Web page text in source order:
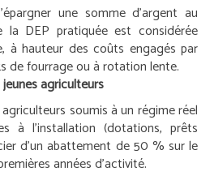
une somme d’argent au
DEP pratiquée est considérée
à hauteur des coûts engagés par
de fourrage ou à rotation lente.
agriculteurs
agriculteurs soumis à un régime réel
à l’installation (dotations, prêts
d’un abattement de 50 % sur le
années d’activité.